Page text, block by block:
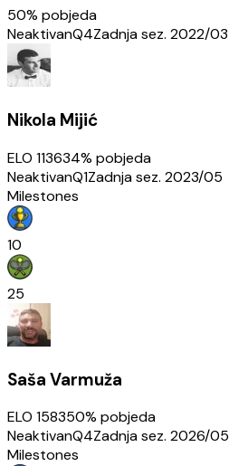
50% pobjeda
NeaktivanQ4Zadnja sez. 2022/03
Nikola Mijić
ELO 113634% pobjeda
NeaktivanQ1Zadnja sez. 2023/05
Milestones
10
25
Saša Varmuža
ELO 158350% pobjeda
NeaktivanQ4Zadnja sez. 2026/05
Milestones